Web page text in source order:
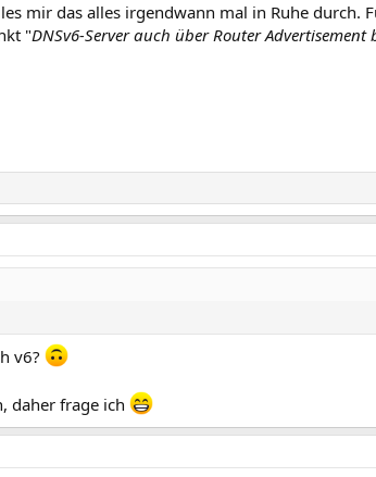
mir das alles irgendwann mal in Ruhe durch.
"DNSv6-Server auch über Router Advertisement
v6?
daher frage ich